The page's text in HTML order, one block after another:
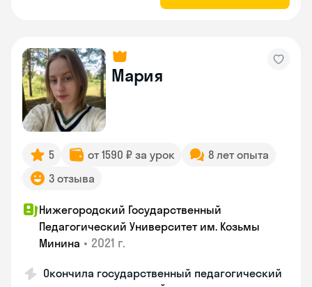
Мария
5 от 1590 ₽ за урок
8 лет опыта
3 отзыва
Нижегородский Государственный
Педагогический Университет им. Козьмы
Минина • 2021 г.
Окончила государственный педагогический